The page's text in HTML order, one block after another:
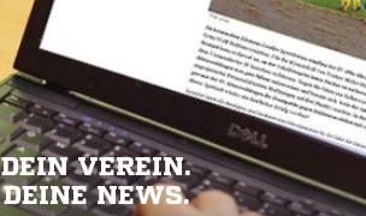
DEIN VEREIN.
DEINE NEWS.